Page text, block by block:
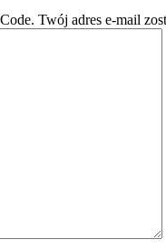
Twój adres e-mail